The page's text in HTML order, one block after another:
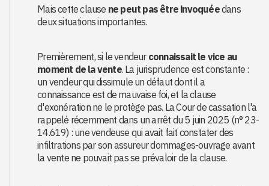
Mais cette clause ne peut pas être invoquéedans
deux situations importantes.
Premièrement, si le vendeur connaissait le vice au
moment de la vente. La jurisprudence est constante :
un vendeur qui dissimule un défaut dont il a
connaissance est de mauvaise foi, et la clause
d'exonération ne le protège pas. La Cour de cassation l'a
rappelé récemment dans un arrêt du 5 juin 2025 (n° 23-
14.619) : une vendeuse qui avait fait constater des
infiltrations par son assureur dommages-ouvrage avant
la vente ne pouvait pas se prévaloir de la clause.